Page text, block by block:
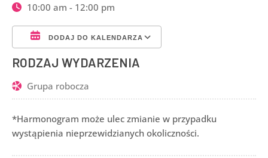
10:00 am - 12:00 pm
DODAJ DO KALENDARZA
Pobierz ICS
RODZAJ WYDARZENIA
Grupa robocza
*Harmonogram może ulec zmianie w przypadku
wystąpienia nieprzewidzianych okoliczności.